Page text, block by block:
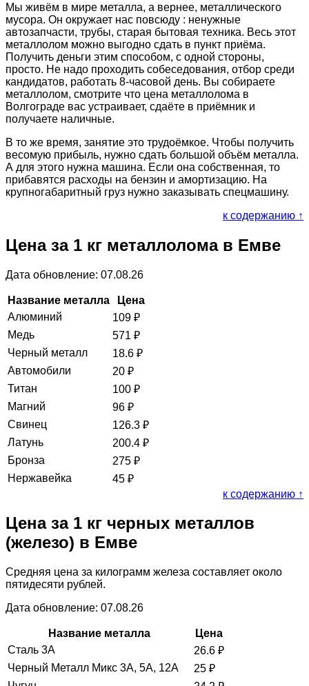
Мы живём в мире металла, а вернее, металлического
мусора. Он окружает нас повсюду : ненужные
автозапчасти, трубы, старая бытовая техника. Весь этот
металлолом можно выгодно сдать в пункт приёма.
Получить деньги этим способом, с одной стороны,
просто. Не надо проходить собеседования, отбор среди
кандидатов, работать 8-часовой день. Вы собираете
металлолом, смотрите что цена металлолома в
Волгограде вас устраивает, сдаёте в приёмник и
получаете наличные.
В то же время, занятие это трудоёмкое. Чтобы получить
весомую прибыль, нужно сдать большой объём металла.
А для этого нужна машина. Если она собственная, то
прибавятся расходы на бензин и амортизацию. На
крупногабаритный груз нужно заказывать спецмашину.
к содержанию ↑
Цена за 1 кг металлолома в Емве
Дата обновление: 07.08.26
Название металла
Цена
Алюминий
109 ₽
Медь
571 ₽
Черный металл
18.6 ₽
Автомобили
20 ₽
Титан
100 ₽
Магний
96 ₽
Свинец
126.3 ₽
Латунь
200.4 ₽
Бронза
275 ₽
Нержавейка
45 ₽
к содержанию ↑
Цена за 1 кг черных металлов
(железо) в Емве
Средняя цена за килограмм железа составляет около
пятидесяти рублей.
Дата обновление: 07.08.26
Название металла
Цена
Сталь 3А
26.6 ₽
Черный Металл Микс 3А, 5А, 12А
25 ₽